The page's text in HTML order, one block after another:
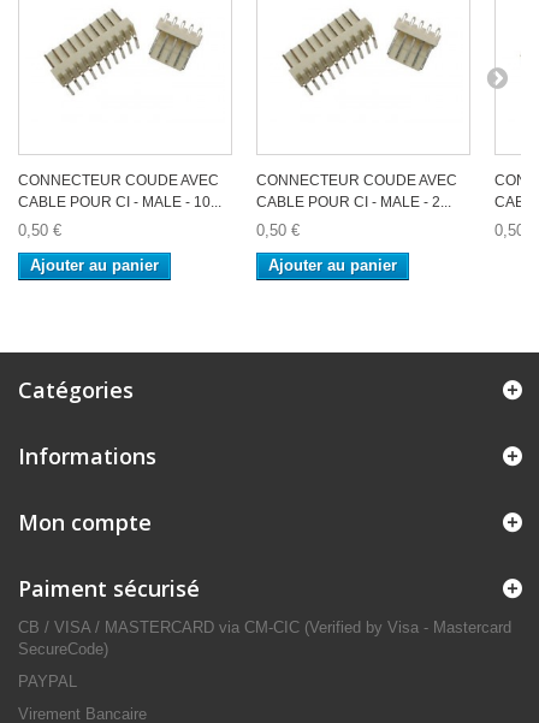
CONNECTEUR COUDE AVEC
CABLE POUR CI - MALE - 10...
0,50 €
Ajouter au panier
CONNECTEUR COUDE AVEC
CABLE POUR CI - MALE - 2...
0,50 €
Ajouter au panier
0,50 €
Catégories
Informations
Mon compte
Paiment sécurisé
CB / VISA / MASTERCARD via CM-CIC (Verified by Visa - Mastercard
SecureCode)
PAYPAL
Virement Bancaire